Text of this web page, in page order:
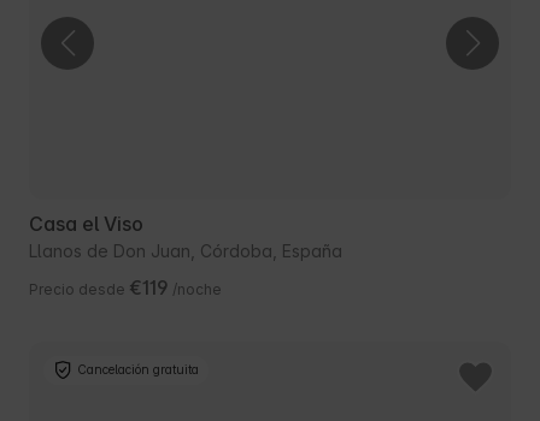
Casa el Viso
Llanos de Don Juan, Córdoba, España
Precio desde €119 /noche
Cancelación gratuita